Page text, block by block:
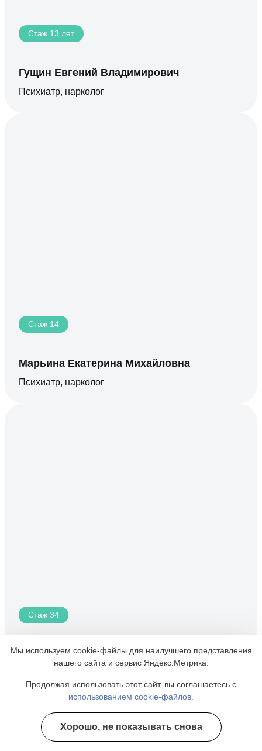
Стаж 13 лет
Гущин Евгений Владимирович
Психиатр, нарколог
Стаж 14
Марьина Екатерина Михайловна
Психиатр, нарколог
Стаж 34
Свищев Григорий Анатольевич
Полезные курсы
Мы используем cookie-файлы для наилучшего представления
нашего сайта и сервис Яндекс.Метрика.
Продолжая использовать этот сайт, вы соглашаетесь с
использованием cookie-файлов.
Хорошо, не показывать снова